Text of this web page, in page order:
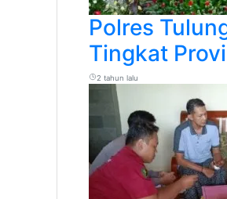
Polres
Tingkat
2 tahun lalu